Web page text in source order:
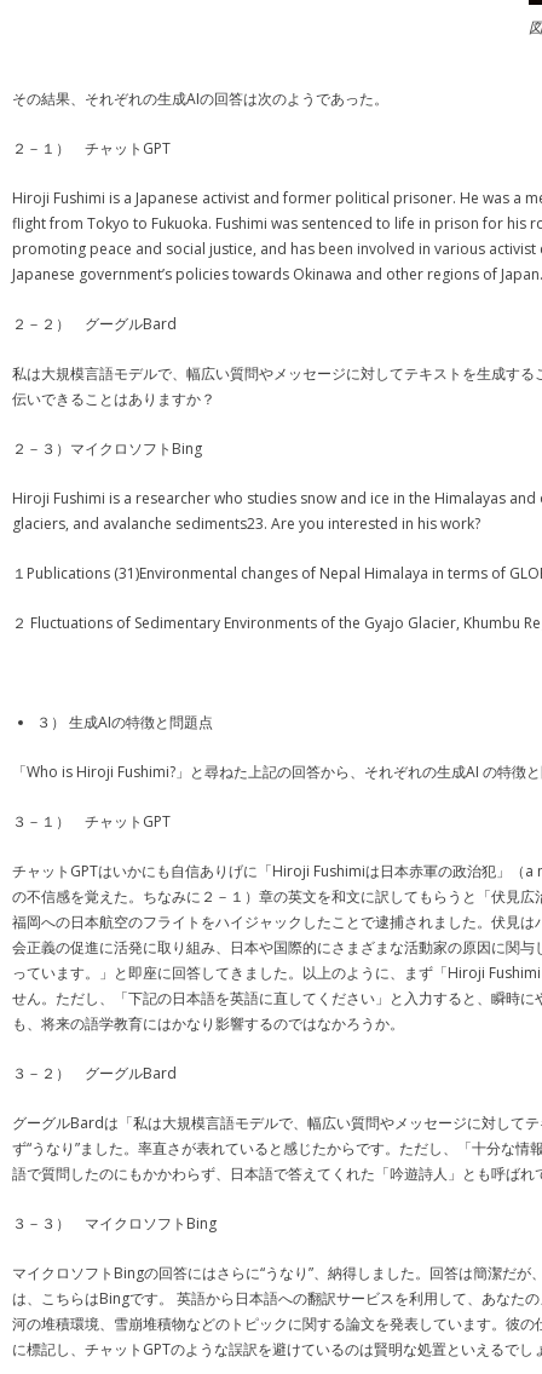
その結果、それぞれの生成AIの回答は次のようであった。
２－１） チャットGPT
Hiroji Fushimi is a Japanese activist and former political prisoner. He was a
flight from Tokyo to Fukuoka. Fushimi was sentenced to life in prison for his
promoting peace and social justice, and has been involved in various
Japanese government’s policies towards Okinawa and other regions of Japan.
２－２） グーグルBard
私は大規模言語モデルで、幅広い質問やメッセージに対してテキストを生成す
伝いできることはありますか？
２－３）マイクロソフトBing
Hiroji Fushimi is a researcher who studies snow and ice in the Himalayas
glaciers, and avalanche sediments23. Are you interested in his work?
１Publications (31)Environmental changes of Nepal Himalaya in terms of
２ Fluctuations of Sedimentary Environments of the Gyajo Glacier, Khumbu
３） 生成AIの特徴と問題点
「Who is Hiroji Fushimi?」と尋ねた上記の回答から、それぞれの生成AI の特徴
３－１） チャットGPT
チャットGPTはいかにも自信ありげに「Hiroji Fushimiは日本赤軍の政治犯」
の不信感を覚えた。ちなみに２－１）章の英文を和文に訳してもらうと「伏見
福岡への日本航空のフライトをハイジャックしたことで逮捕されました。伏見
会正義の促進に活発に取り組み、日本や国際的にさまざまな活動家の原因に関
っています。」と即座に回答してきました。以上のように、まず「Hiroji
せん。ただし、「下記の日本語を英語に直してください」と入力すると、瞬時
も、将来の語学教育にはかなり影響するのではなかろうか。
３－２） グーグルBard
グーグルBardは「私は大規模言語モデルで、幅広い質問やメッセージに対して
ず“うなり”ました。率直さが表れていると感じたからです。ただし、「十分な
語で質問したのにもかかわらず、日本語で答えてくれた「吟遊詩人」とも呼ば
３－３） マイクロソフトBing
マイクロソフトBingの回答にはさらに“うなり”、納得しました。回答は簡潔だ
は、こちらはBingです。 英語から日本語への翻訳サービスを利用して、あな
河の堆積環境、雪崩堆積物などのトピックに関する論文を発表しています。彼
に標記し、チャットGPTのような誤訳を避けているのは賢明な処置といえるで